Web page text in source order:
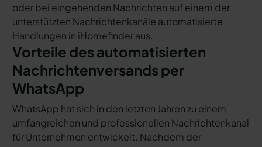
oder bei eingehenden Nachrichten auf einem der
unterstützten Nachrichtenkanäle automatisierte
Handlungen in iHomefinder aus.
Vorteile des automatisierten
Nachrichtenversands per
WhatsApp
WhatsApp hat sich in den letzten Jahren zu einem
umfangreichen und professionellen Nachrichtenkanal
für Unternehmen entwickelt. Nachdem der